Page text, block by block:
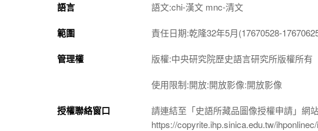
語言 語文:chi-漢文 mnc-清文
範圍 責任日期:乾隆32年5月(17670528-
管理權 版權:中央研究院歷史語言研究所版權所有
使用限制:開放:開放影像:開放影像
授權聯絡窗口
請連結至「史語所藏品圖像授權申請」網
https://copyrite.ihp.sinica.edu.tw/